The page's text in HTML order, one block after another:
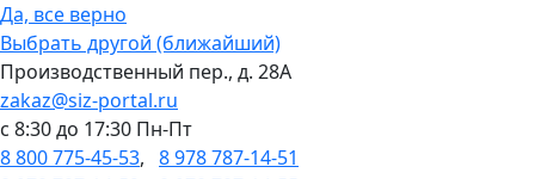
Да, все верно
Выбрать другой (ближайший)
Производственный пер., д. 28А
zakaz@siz-portal.ru
c 8:30 до 17:30 Пн-Пт
8 800 775-45-53, 8 978 787-14-51